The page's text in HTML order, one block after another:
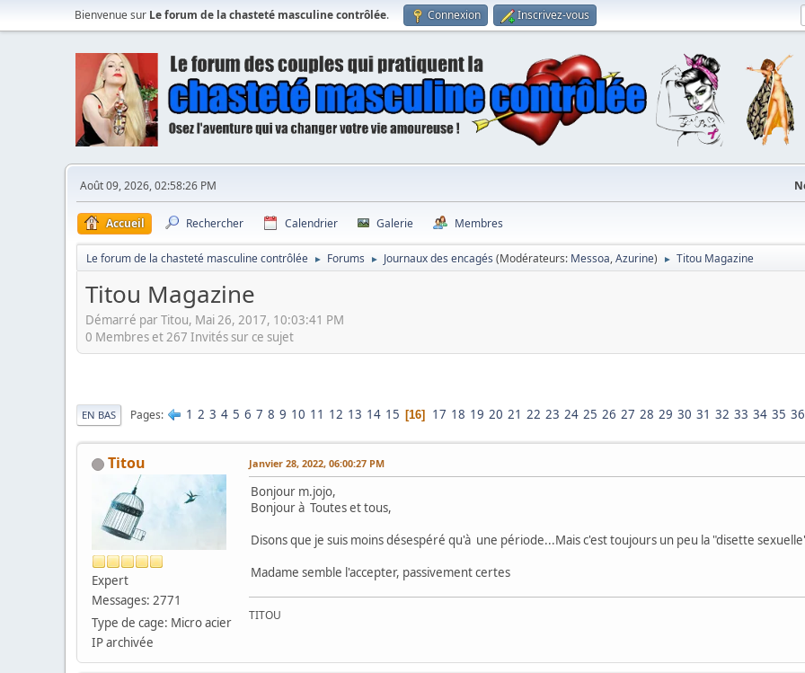
Bienvenue sur Le forum de la chasteté masculine contrôlée. Connexion Inscrivez-vous
Août 09, 2026, 02:58:26 PM
Accueil Rechercher Calendrier Galerie Membres
Le forum de la chasteté masculine contrôlée ► Forums ► Journaux des encagés (Modérateurs: Messoa,Azurine) ► Titou Magazine
Titou Magazine
Démarré par Titou, Mai 26, 2017, 10:03:41 PM
0 Membres et 267 Invités sur ce sujet
EN BAS Pages 1 2 3 4 5 6 7 8 9 10 11 12 13 14 15 16 17 18 19 20 21 22 23 24 25 26 27 28 29 30 31 32 33 34 35 36
Titou
Expert
Messages: 2771
Type de cage: Micro acier
IP archivée
Janvier 28, 2022, 06:00:27 PM
Bonjour m.jojo,
Bonjour à Toutes et tous,
Disons que je suis moins désespéré qu'à une période...Mais c'est toujours un peu la "disette
Madame semble l'accepter, passivement certes
TITOU